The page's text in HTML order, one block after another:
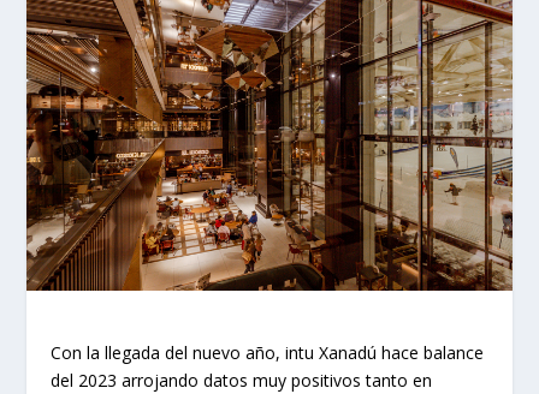
Con la llegada del nuevo año, intu Xanadú hace balance
del 2023 arrojando datos muy positivos tanto en